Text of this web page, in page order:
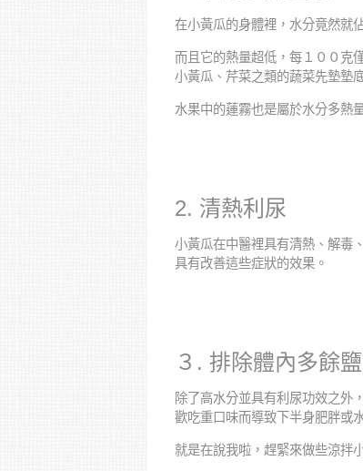
在小黃瓜的身體裡，水分竟然就
而且它的熱量超低，每１００克
小黃瓜、芹菜之類的蔬菜先墊墊
水果中的蓮霧也是屬於水分多熱
2. 清熱利尿
小黃瓜在中醫裡具有清熱、解毒
具有改善這些症狀的效果。
３. 排除體內多餘
除了高水分並具有利尿功效之外
歡吃重口味而導致下半身肥胖或
就是在說我啦，趕緊來做些涼拌